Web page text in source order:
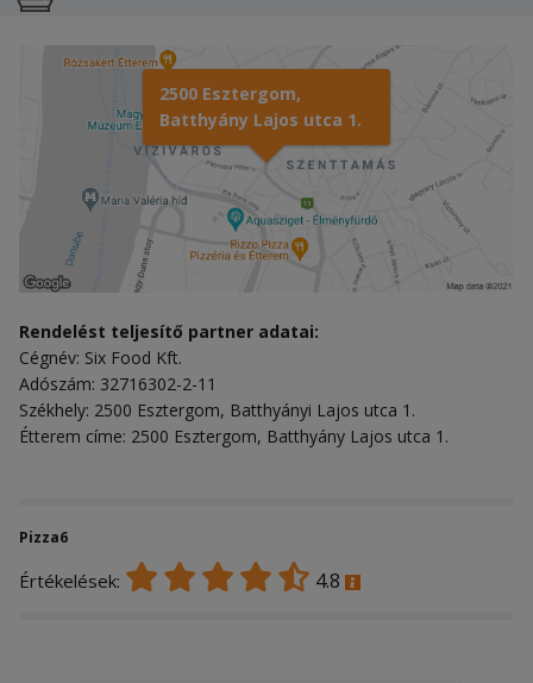
2500 Esztergom,
Batthyány Lajos utca 1.
Rendelést teljesítő partner adatai:
Cégnév: Six Food Kft.
Adószám: 32716302-2-11
Székhely: 2500 Esztergom, Batthyányi Lajos utca 1.
Étterem címe: 2500 Esztergom, Batthyány Lajos utca 1.
Pizza6
Értékelések: 4.8